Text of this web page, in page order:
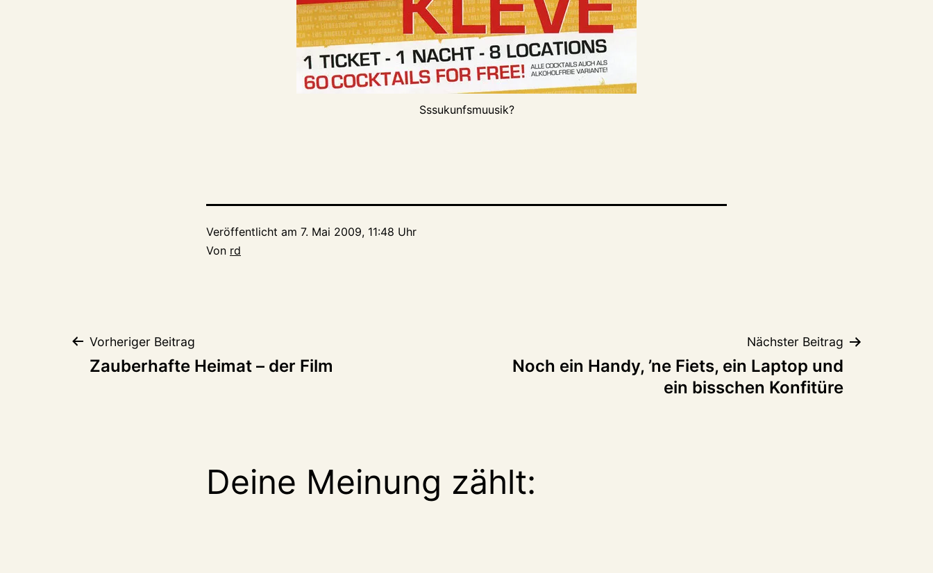
Sssukunfsmuusik?
Veröffentlicht am 7. Mai 2009, 11:48 Uhr
Von rd
Beitragsnavigation
Vorheriger Beitrag
Zauberhafte Heimat – der Film
Nächster Beitrag
Noch ein Handy, ’ne Fiets, ein Laptop und
ein bisschen Konfitüre
Deine Meinung zählt: